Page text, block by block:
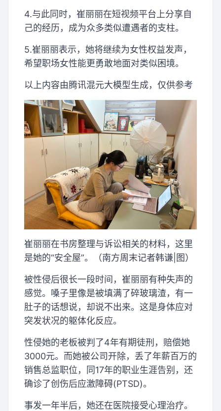
4.与此同时，崔丽丽在短视频平台上分享自
己的经历，成为众多类似遭遇者的支柱。
5.崔丽丽表示，她将继续为女性权益发声，
希望职场女性能更勇敢地面对类似困境。
以上内容由腾讯混元大模型生成，仅供参考
崔丽丽在书房整理与诉讼相关的材料，这里
是她的“安全屋”。（南方周末记者韩谦|图）
被性侵后很长一段时间，崔丽丽有种失声的
感觉。嗓子里像是被填满了碎玻璃渣，有一
肚子的话想说，却说不出来。这是身体应对
突发状况的躯体化反应。
性侵她的老板被判了4年有期徒刑，赔偿她
3000元。而她被公司开除，丢了年薪百万的
销售总监职位，同17年的职业生涯告别，还
确诊了创伤后应激障碍(PTSD)。
事发一年半后，她还在医院接受心理治疗。